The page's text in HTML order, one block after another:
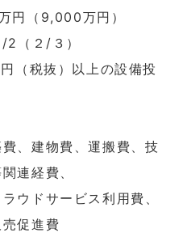
（9,000万円）
（２/３）
（税抜）以上の設備投
、建物費、運搬費、技
連経費、
ウドサービス利用費、
促進費